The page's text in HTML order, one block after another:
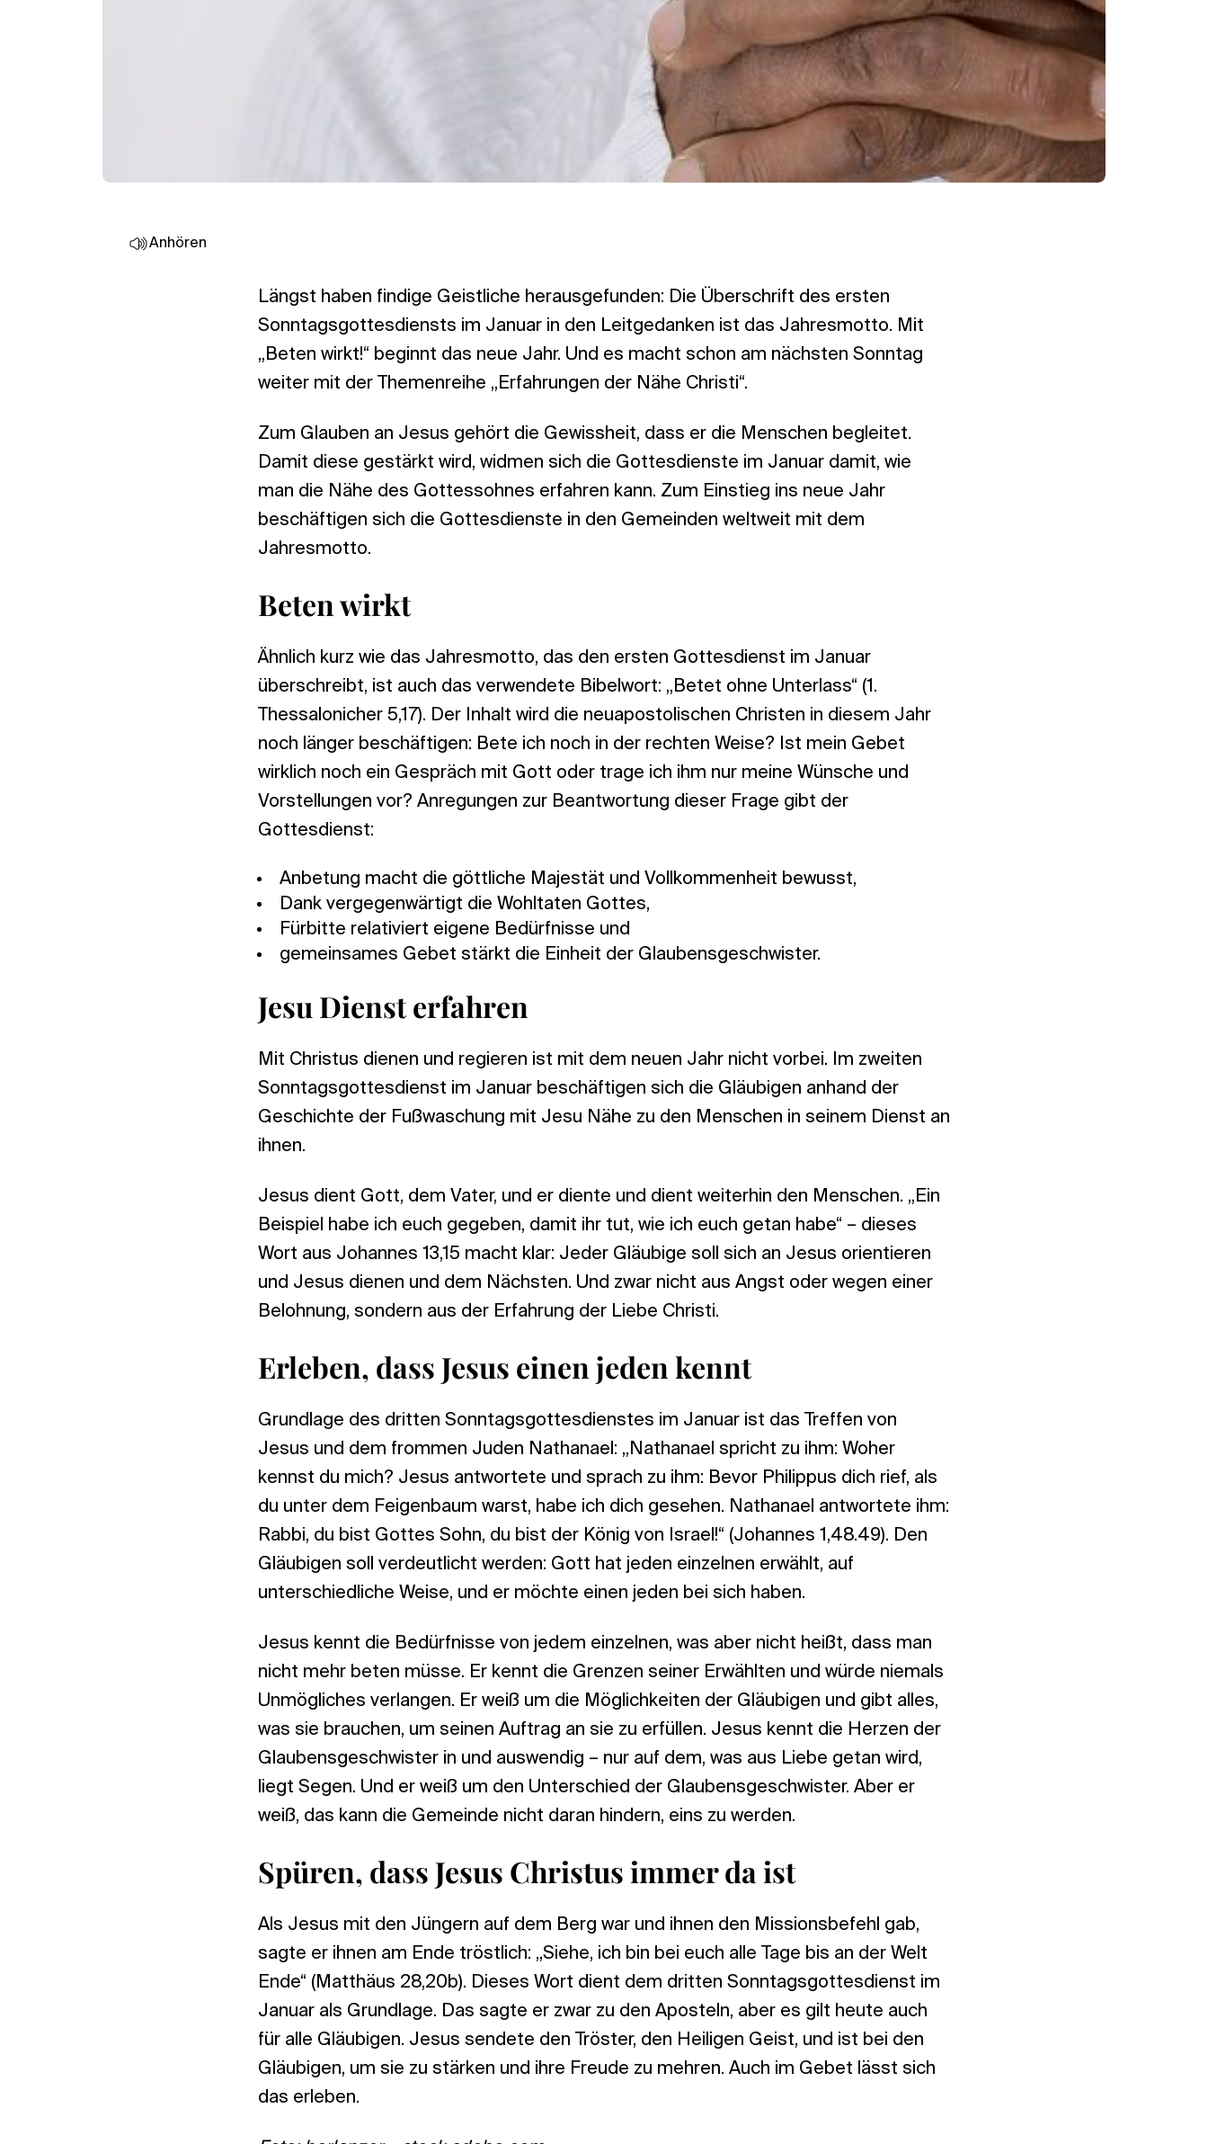
Anhören
Längst haben findige Geistliche herausgefunden: Die Überschrift des ersten
Sonntagsgottesdiensts im Januar in den Leitgedanken ist das Jahresmotto. Mit
„Beten wirkt!“ beginnt das neue Jahr. Und es macht schon am nächsten Sonntag
weiter mit der Themenreihe „Erfahrungen der Nähe Christi“.
Zum Glauben an Jesus gehört die Gewissheit, dass er die Menschen begleitet.
Damit diese gestärkt wird, widmen sich die Gottesdienste im Januar damit, wie
man die Nähe des Gottessohnes erfahren kann. Zum Einstieg ins neue Jahr
beschäftigen sich die Gottesdienste in den Gemeinden weltweit mit dem
Jahresmotto.
Beten wirkt
Ähnlich kurz wie das Jahresmotto, das den ersten Gottesdienst im Januar
überschreibt, ist auch das verwendete Bibelwort: „Betet ohne Unterlass“ (1.
Thessalonicher 5,17). Der Inhalt wird die neuapostolischen Christen in diesem Jahr
noch länger beschäftigen: Bete ich noch in der rechten Weise? Ist mein Gebet
wirklich noch ein Gespräch mit Gott oder trage ich ihm nur meine Wünsche und
Vorstellungen vor? Anregungen zur Beantwortung dieser Frage gibt der
Gottesdienst:
Anbetung macht die göttliche Majestät und Vollkommenheit bewusst,
Dank vergegenwärtigt die Wohltaten Gottes,
Fürbitte relativiert eigene Bedürfnisse und
gemeinsames Gebet stärkt die Einheit der Glaubensgeschwister.
Jesu Dienst erfahren
Mit Christus dienen und regieren ist mit dem neuen Jahr nicht vorbei. Im zweiten
Sonntagsgottesdienst im Januar beschäftigen sich die Gläubigen anhand der
Geschichte der Fußwaschung mit Jesu Nähe zu den Menschen in seinem Dienst an
ihnen.
Jesus dient Gott, dem Vater, und er diente und dient weiterhin den Menschen. „Ein
Beispiel habe ich euch gegeben, damit ihr tut, wie ich euch getan habe“ – dieses
Wort aus Johannes 13,15 macht klar: Jeder Gläubige soll sich an Jesus orientieren
und Jesus dienen und dem Nächsten. Und zwar nicht aus Angst oder wegen einer
Belohnung, sondern aus der Erfahrung der Liebe Christi.
Erleben, dass Jesus einen jeden kennt
Grundlage des dritten Sonntagsgottesdienstes im Januar ist das Treffen von
Jesus und dem frommen Juden Nathanael: „Nathanael spricht zu ihm: Woher
kennst du mich? Jesus antwortete und sprach zu ihm: Bevor Philippus dich rief, als
du unter dem Feigenbaum warst, habe ich dich gesehen. Nathanael antwortete ihm:
Rabbi, du bist Gottes Sohn, du bist der König von Israel!“ (Johannes 1,48.49). Den
Gläubigen soll verdeutlicht werden: Gott hat jeden einzelnen erwählt, auf
unterschiedliche Weise, und er möchte einen jeden bei sich haben.
Jesus kennt die Bedürfnisse von jedem einzelnen, was aber nicht heißt, dass man
nicht mehr beten müsse. Er kennt die Grenzen seiner Erwählten und würde niemals
Unmögliches verlangen. Er weiß um die Möglichkeiten der Gläubigen und gibt alles,
was sie brauchen, um seinen Auftrag an sie zu erfüllen. Jesus kennt die Herzen der
Glaubensgeschwister in und auswendig – nur auf dem, was aus Liebe getan wird,
liegt Segen. Und er weiß um den Unterschied der Glaubensgeschwister. Aber er
weiß, das kann die Gemeinde nicht daran hindern, eins zu werden.
Spüren, dass Jesus Christus immer da ist
Als Jesus mit den Jüngern auf dem Berg war und ihnen den Missionsbefehl gab,
sagte er ihnen am Ende tröstlich: „Siehe, ich bin bei euch alle Tage bis an der Welt
Ende“ (Matthäus 28,20b). Dieses Wort dient dem dritten Sonntagsgottesdienst im
Januar als Grundlage. Das sagte er zwar zu den Aposteln, aber es gilt heute auch
für alle Gläubigen. Jesus sendete den Tröster, den Heiligen Geist, und ist bei den
Gläubigen, um sie zu stärken und ihre Freude zu mehren. Auch im Gebet lässt sich
das erleben.